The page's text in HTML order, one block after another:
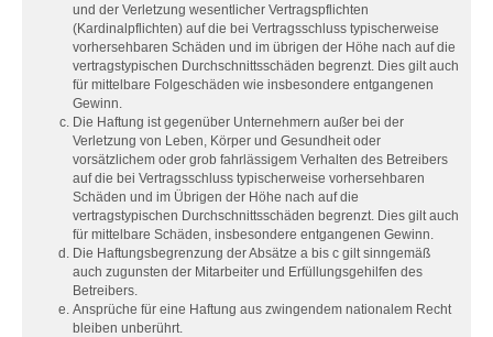
und der Verletzung wesentlicher Vertragspflichten
(Kardinalpflichten) auf die bei Vertragsschluss typischerweise
vorhersehbaren Schäden und im übrigen der Höhe nach auf die
vertragstypischen Durchschnittsschäden begrenzt. Dies gilt auch
für mittelbare Folgeschäden wie insbesondere entgangenen
Gewinn.
Die Haftung ist gegenüber Unternehmern außer bei der
Verletzung von Leben, Körper und Gesundheit oder
vorsätzlichem oder grob fahrlässigem Verhalten des Betreibers
auf die bei Vertragsschluss typischerweise vorhersehbaren
Schäden und im Übrigen der Höhe nach auf die
vertragstypischen Durchschnittsschäden begrenzt. Dies gilt auch
für mittelbare Schäden, insbesondere entgangenen Gewinn.
Die Haftungsbegrenzung der Absätze a bis c gilt sinngemäß
auch zugunsten der Mitarbeiter und Erfüllungsgehilfen des
Betreibers.
Ansprüche für eine Haftung aus zwingendem nationalem Recht
bleiben unberührt.